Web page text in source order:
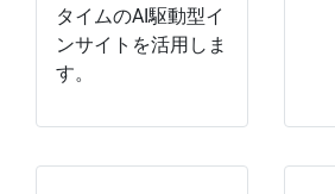
タイムのAI駆動型イ
ンサイトを活用しま
す。